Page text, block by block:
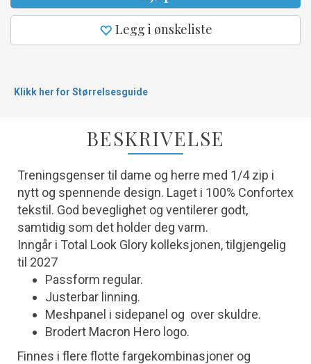
Legg i ønskeliste
Klikk her for Størrelsesguide
BESKRIVELSE
Treningsgenser til dame og herre med 1/4 zip i
nytt og spennende design. Laget i 100% Confortex
tekstil. God beveglighet og ventilerer godt,
samtidig som det holder deg varm.
Inngår i Total Look Glory kolleksjonen, tilgjengelig
til 2027
Passform regular.
Justerbar linning.
Meshpanel i sidepanel og over skuldre.
Brodert Macron Hero logo.
Finnes i flere flotte fargekombinasjoner og